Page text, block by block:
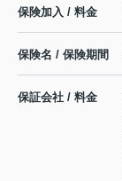
保険加入 / 料金
保険名 / 保険期間
保証会社 / 料金